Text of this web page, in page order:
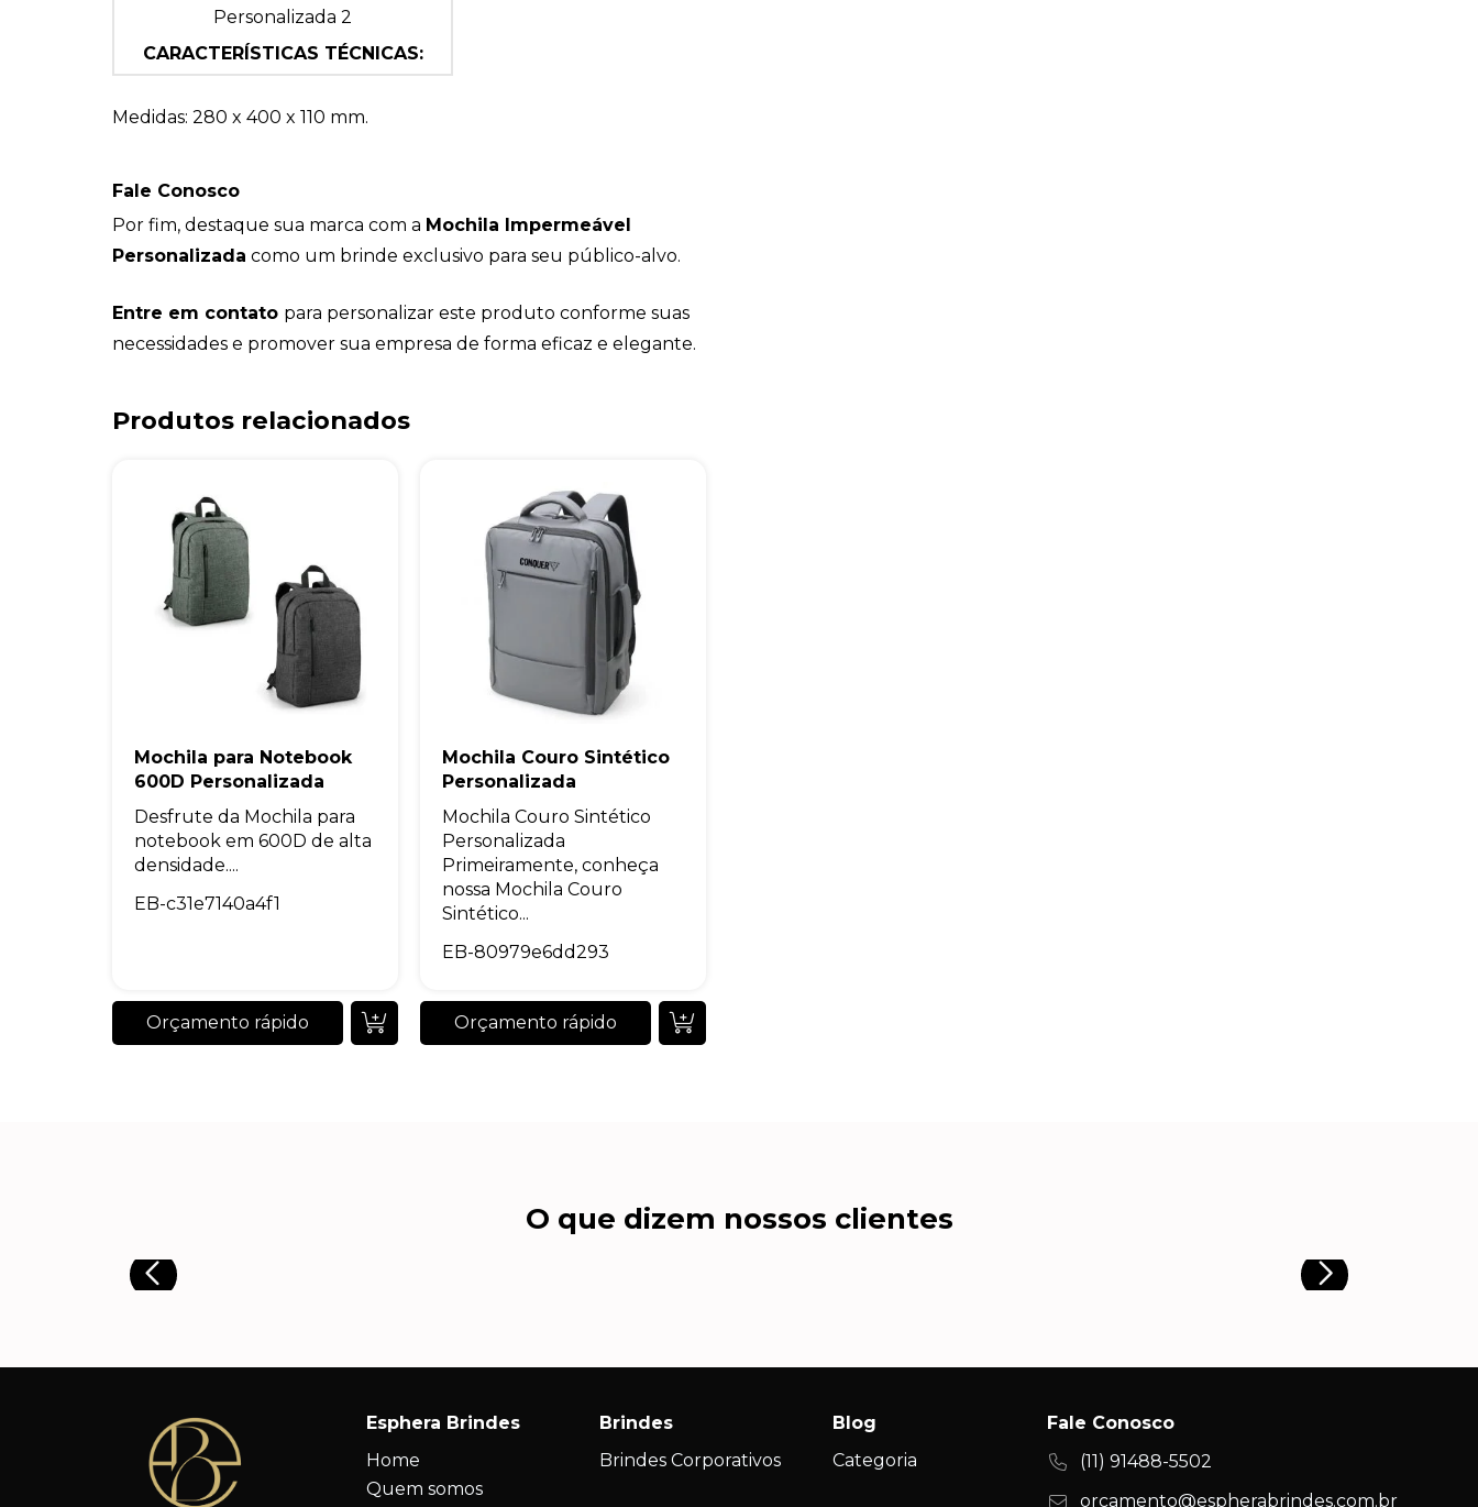
CARACTERÍSTICAS TÉCNICAS:
Medidas: 280 x 400 x 110 mm.
Fale Conosco
Por fim, destaque sua marca com a Mochila Impermeável
Personalizada como um brinde exclusivo para seu público-alvo.
Entre em contato para personalizar este produto conforme suas
necessidades e promover sua empresa de forma eficaz e elegante.
Produtos relacionados
Mochila para Notebook
600D Personalizada
Desfrute da Mochila para
notebook em 600D de alta
densidade....
EB-c31e7140a4f1
Orçamento rápido
Mochila Couro Sintético
Personalizada
Mochila Couro Sintético
Personalizada
Primeiramente, conheça
nossa Mochila Couro
Sintético...
EB-80979e6dd293
Orçamento rápido
O que dizem nossos clientes
Esphera Brindes
Home
Quem somos
Brindes
Brindes Corporativos
Blog
Categoria
Fale Conosco
(11) 91488-5502
orcamento@espherabrindes.com.br
A nossa empresa está comprometida a proteger e respeitar sua